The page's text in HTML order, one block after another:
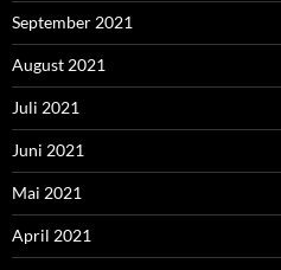
September 2021
August 2021
Juli 2021
Juni 2021
Mai 2021
April 2021